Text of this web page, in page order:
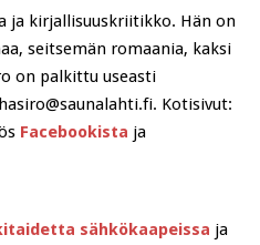
ja kirjallisuuskriitikko. Hän on
seitsemän romaania, kaksi
on palkittu useasti
Kotisivut:
Facebookista ja
sähkökaapeissa ja